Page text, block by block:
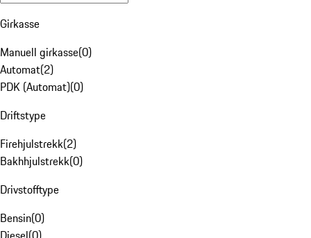
Girkasse
Manuell girkasse(0)
Automat(2)
PDK (Automat)(0)
Driftstype
Firehjulstrekk(2)
Bakhhjulstrekk(0)
Drivstofftype
Bensin(0)